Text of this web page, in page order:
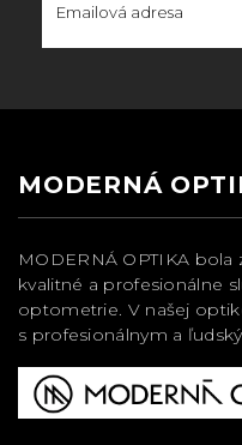
MODERNÁ
MODERNÁ OPTIKA
kvalitné a profesionálne
optometrie. V našej
s profesionálnym a